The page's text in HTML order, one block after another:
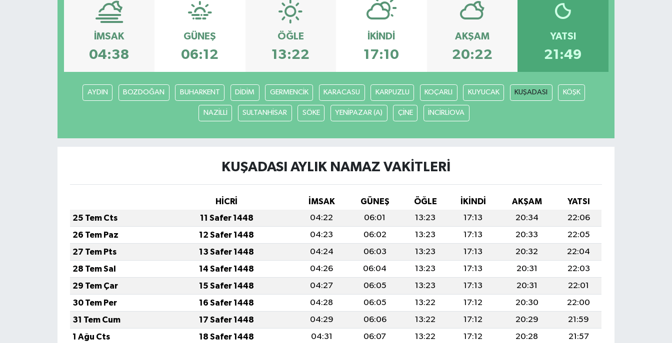
İMSAK
04:38
GÜNEŞ
06:12
ÖĞLE
13:22
İKINDI
17:10
AKŞAM
20:22
YATSI
21:49
AYDIN BOZDOĞAN BUHARKENT DİDİM GERMENCİK KARACASU KARPUZLU KOÇARLI KUYUCAK KUŞADASI KÖŞK
NAZİLLİ SULTANHİSAR SÖKE YENİPAZAR (A) ÇİNE İNCİRLİOVA
KUŞADASI AYLIK NAMAZ VAKITLERI
HİCRİ İMSAK GÜNEŞ ÖĞLE İKINDI AKŞAM
YATSI
25 Tem Cts
11 Safer 1448 04:22 06:01 13:23 17:13 20:34
22:06
26 Tem Paz
12 Safer 1448 04:23 06:02 13:23 17:13 20:33
22:05
27 Tem Pts
13 Safer 1448 04:24 06:03 13:23 17:13 20:32
22:04
28 Tem Sal
14 Safer 1448 04:26 06:04 13:23 17:13 20:31
22:03
29 Tem Çar
15 Safer 1448 04:27 06:05 13:23 17:13 20:31
22:01
30 Tem Per
16 Safer 1448 04:28 06:05 13:22 17:12 20:30
22:00
31 Tem Cum
17 Safer 1448 04:29 06:06 13:22 17:12 20:29
21:59
1 Ağu Cts
18 Safer 1448 04:31 06:07 13:22 17:12 20:28
21:57